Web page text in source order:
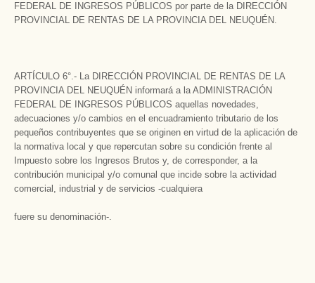
FEDERAL DE INGRESOS PÚBLICOS por parte de la DIRECCIÓN
PROVINCIAL DE RENTAS DE LA PROVINCIA DEL NEUQUÉN.
ARTÍCULO 6°.- La DIRECCIÓN PROVINCIAL DE RENTAS DE LA
PROVINCIA DEL NEUQUÉN informará a la ADMINISTRACIÓN
FEDERAL DE INGRESOS PÚBLICOS aquellas novedades,
adecuaciones y/o cambios en el encuadramiento tributario de los
pequeños contribuyentes que se originen en virtud de la aplicación de
la normativa local y que repercutan sobre su condición frente al
Impuesto sobre los Ingresos Brutos y, de corresponder, a la
contribución municipal y/o comunal que incide sobre la actividad
comercial, industrial y de servicios -cualquiera
fuere su denominación-.